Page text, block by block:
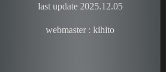
last update 2025.12.05
webmaster : kihito